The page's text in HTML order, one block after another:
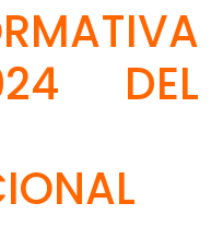
DEL